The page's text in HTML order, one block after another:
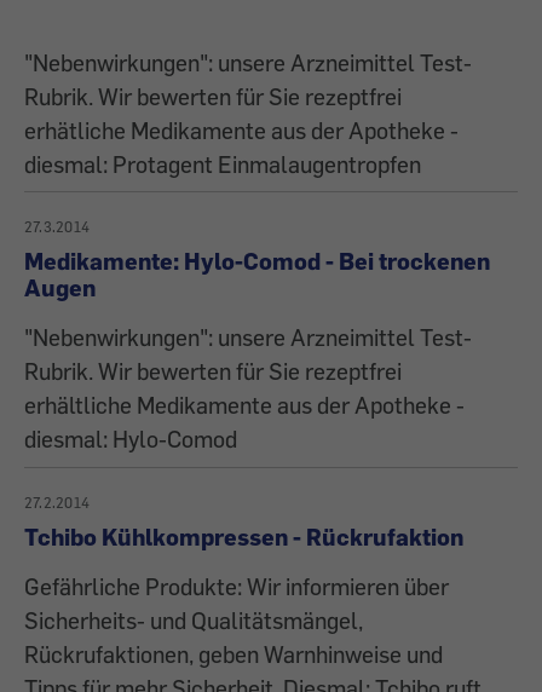
"Nebenwirkungen": unsere Arzneimittel Test-
Rubrik. Wir bewerten für Sie rezeptfrei
erhätliche Medikamente aus der Apotheke -
diesmal: Protagent Einmalaugentropfen
27.3.2014
Medikamente: Hylo-Comod - Bei trockenen
Augen
"Nebenwirkungen": unsere Arzneimittel Test-
Rubrik. Wir bewerten für Sie rezeptfrei
erhältliche Medi­kamente aus der Apotheke -
diesmal: Hylo-Comod
27.2.2014
Tchibo Kühlkompressen - Rückrufaktion
Gefährliche Produkte: Wir informieren über
Sicherheits- und Qualitätsmängel,
Rückrufaktionen, geben Warnhinweise und